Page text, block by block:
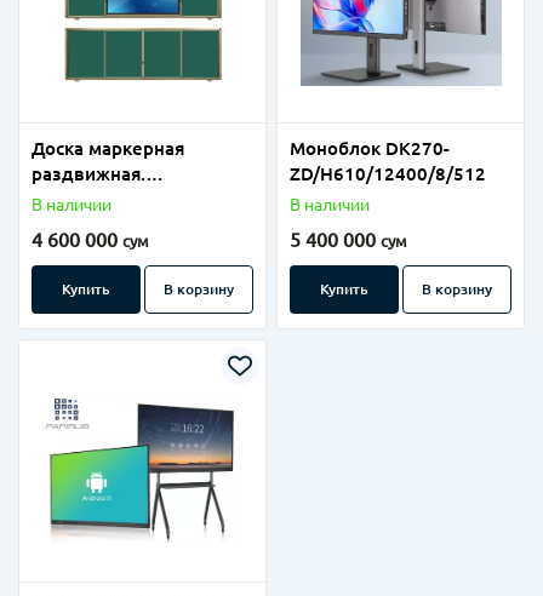
Доска маркерная
раздвижная.
(114х360см)
В наличии
4 600 000 сум
Купить В корзину
Моноблок DK270-
ZD/H610/12400/8/512
В наличии
5 400 000 сум
Купить В корзину